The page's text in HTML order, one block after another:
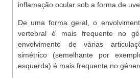
inflamação ocular sob a forma de
De uma forma geral, o
vertebral é mais frequente no
envolvimento de várias
simétrico (semelhante por
esquerda) é mais frequente no